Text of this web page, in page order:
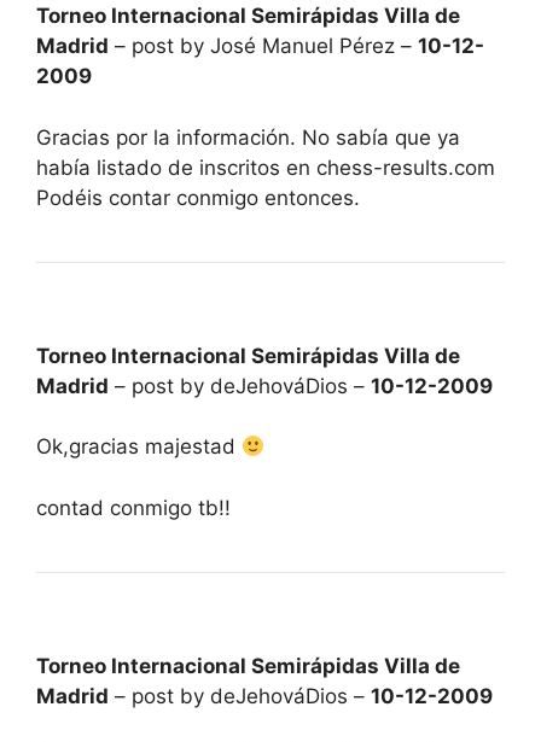
Torneo Internacional Semirápidas Villa de
Madrid – post by José Manuel Pérez – 10-12-
2009
Gracias por la información. No sabía que ya
había listado de inscritos en chess-results.com
Podéis contar conmigo entonces.
Torneo Internacional Semirápidas Villa de
Madrid – post by deJehováDios – 10-12-2009
Ok,gracias majestad
contad conmigo tb!!
Torneo Internacional Semirápidas Villa de
Madrid – post by deJehováDios – 10-12-2009